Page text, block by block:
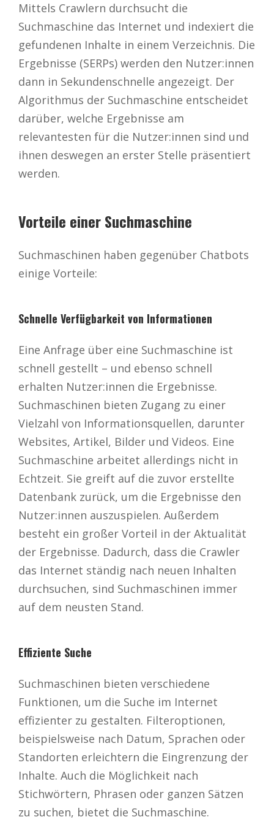
Mittels Crawlern durchsucht die
Suchmaschine das Internet und indexiert die
gefundenen Inhalte in einem Verzeichnis. Die
Ergebnisse (SERPs) werden den Nutzer:innen
dann in Sekundenschnelle angezeigt. Der
Algorithmus der Suchmaschine entscheidet
darüber, welche Ergebnisse am
relevantesten für die Nutzer:innen sind und
ihnen deswegen an erster Stelle präsentiert
werden.
Vorteile einer Suchmaschine
Suchmaschinen haben gegenüber Chatbots
einige Vorteile:
Schnelle Verfügbarkeit von Informationen
Eine Anfrage über eine Suchmaschine ist
schnell gestellt – und ebenso schnell
erhalten Nutzer:innen die Ergebnisse.
Suchmaschinen bieten Zugang zu einer
Vielzahl von Informationsquellen, darunter
Websites, Artikel, Bilder und Videos. Eine
Suchmaschine arbeitet allerdings nicht in
Echtzeit. Sie greift auf die zuvor erstellte
Datenbank zurück, um die Ergebnisse den
Nutzer:innen auszuspielen. Außerdem
besteht ein großer Vorteil in der Aktualität
der Ergebnisse. Dadurch, dass die Crawler
das Internet ständig nach neuen Inhalten
durchsuchen, sind Suchmaschinen immer
auf dem neusten Stand.
Effiziente Suche
Suchmaschinen bieten verschiedene
Funktionen, um die Suche im Internet
effizienter zu gestalten. Filteroptionen,
beispielsweise nach Datum, Sprachen oder
Standorten erleichtern die Eingrenzung der
Inhalte. Auch die Möglichkeit nach
Stichwörtern, Phrasen oder ganzen Sätzen
zu suchen, bietet die Suchmaschine.